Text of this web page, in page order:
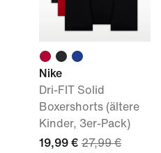
Nike
Dri-FIT Solid
Boxershorts (ältere
Kinder, 3er-Pack)
19,99 € 27,99 €